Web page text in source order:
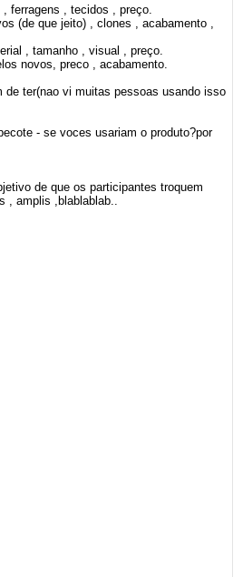
, ferragens , tecidos , preço.
(de que jeito) , clones , acabamento ,
, tamanho , visual , preço.
novos, preco , acabamento.
de ter(nao vi muitas pessoas usando isso
- se voces usariam o produto?por
de que os participantes troquem
, amplis ,blablablab..